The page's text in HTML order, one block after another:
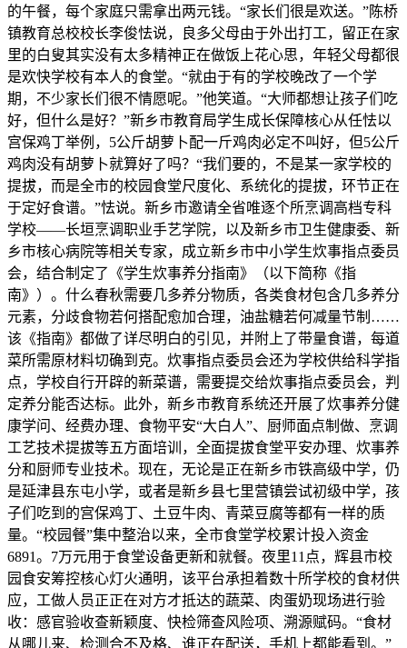
的午餐，每个家庭只需拿出两元钱。“家长们很是欢送。”陈桥
镇教育总校校长李俊怯说，良多父母由于外出打工，留正在家
里的白叟其实没有太多精神正在做饭上花心思，年轻父母都很
是欢快学校有本人的食堂。“就由于有的学校晚改了一个学
期，不少家长们很不情愿呢。”他笑道。“大师都想让孩子们吃
好，但什么是好？”新乡市教育局学生成长保障核心从任怯以
宫保鸡丁举例，5公斤胡萝卜配一斤鸡肉必定不叫好，但5公斤
鸡肉没有胡萝卜就算好了吗？“我们要的，不是某一家学校的
提拔，而是全市的校园食堂尺度化、系统化的提拔，环节正在
于定好食谱。”怯说。新乡市邀请全省唯逐个所烹调高档专科
学校——长垣烹调职业手艺学院，以及新乡市卫生健康委、新
乡市核心病院等相关专家，成立新乡市中小学生炊事指点委员
会，结合制定了《学生炊事养分指南》（以下简称《指
南》）。什么春秋需要几多养分物质，各类食材包含几多养分
元素，分歧食物若何搭配愈加合理，油盐糖若何减量节制……
该《指南》都做了详尽明白的引见，并附上了带量食谱，每道
菜所需原材料切确到克。炊事指点委员会还为学校供给科学指
点，学校自行开辟的新菜谱，需要提交给炊事指点委员会，判
定养分能否达标。此外，新乡市教育系统还开展了炊事养分健
康学问、经费办理、食物平安“大白人”、厨师面点制做、烹调
工艺技术提拔等五方面培训，全面提拔食堂平安办理、炊事养
分和厨师专业技术。现在，无论是正在新乡市铁高级中学，仍
是延津县东屯小学，或者是新乡县七里营镇尝试初级中学，孩
子们吃到的宫保鸡丁、土豆牛肉、青菜豆腐等都有一样的质
量。“校园餐”集中整治以来，全市食堂学校累计投入资金
6891。7万元用于食堂设备更新和就餐。夜里11点，辉县市校
园食安筹控核心灯火通明，该平台承担着数十所学校的食材供
应，工做人员正正在对方才抵达的蔬菜、肉蛋奶现场进行验
收：感官验收查新颖度、快检筛查风险项、溯源赋码。“食材
从哪儿来、检测合不及格、谁正在配送，手机上都能看到。”